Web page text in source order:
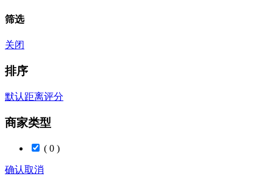
筛选
关闭
排序
默认距离评分
商家类型
( 0 )
确认取消